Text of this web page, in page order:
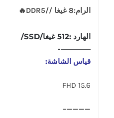
الرام:8 غيغا //DDR5🔥
الهارد :512 غيغا/SSD/
————-
قياس الشاشة:
15.6 FHD
————–